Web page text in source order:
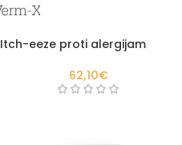
Itch-eeze proti alergijam
62,10€